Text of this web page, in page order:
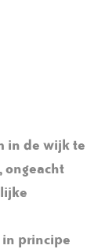
in de wijk te
ongeacht
principe